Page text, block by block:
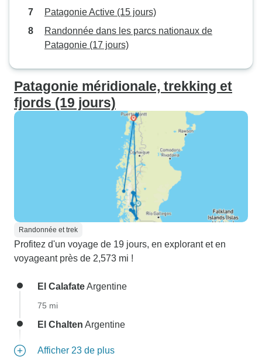
Patagonie Active (15 jours)
Randonnée dans les parcs nationaux de
Patagonie (17 jours)
Patagonie méridionale, trekking et
fjords (19 jours)
Randonnée et trek
Profitez d'un voyage de 19 jours, en explorant et en
voyageant près de 2,573 mi !
El CalafateArgentine
75 mi
El Chalten Argentine
Afficher 23 de plus